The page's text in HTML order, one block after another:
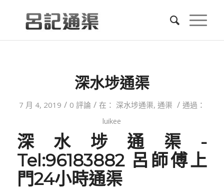
深水埗通渠
7 月 4, 2019 / 0 評論 / 在： 深水埗通渠, 通渠 / 通過：
luikee
深水埗通渠-
Tel:96183882 呂師傅上
門24小時通渠